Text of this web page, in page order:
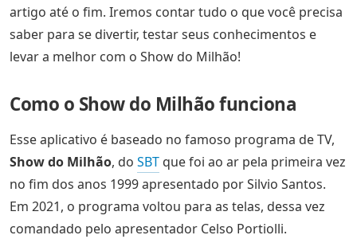
artigo até o fim. Iremos contar tudo o que você precisa
saber para se divertir, testar seus conhecimentos e
levar a melhor com o Show do Milhão!
Como o Show do Milhão funciona
Esse aplicativo é baseado no famoso programa de TV,
Show do Milhão, do SBT que foi ao ar pela primeira vez
no fim dos anos 1999 apresentado por Silvio Santos.
Em 2021, o programa voltou para as telas, dessa vez
comandado pelo apresentador Celso Portiolli.